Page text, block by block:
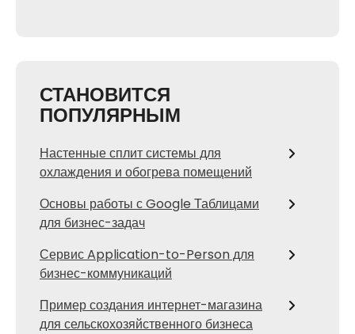
СТАНОВИТСЯ
ПОПУЛЯРНЫМ
Настенные сплит системы для
охлаждения и обогрева помещений
Основы работы с Google Таблицами
для бизнес-задач
Сервис Application-to-Person для
бизнес-коммуникаций
Пример создания интернет-магазина
для сельскохозяйственного бизнеса